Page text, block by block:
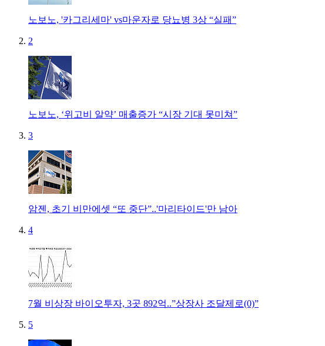
노보노, '카그리세마' vs마운자로 당뇨병 3상 “실패”
2
노보노, ‘위고비 알약’ 매출증가 “시장 기대 못미쳐”
3
암젠, 초기 비만에셋 “또 중단”..'마리타이드'만 남아
4
7월 비상장 바이오투자, 3곳 892억..”상장사 조달제로(0)”
5